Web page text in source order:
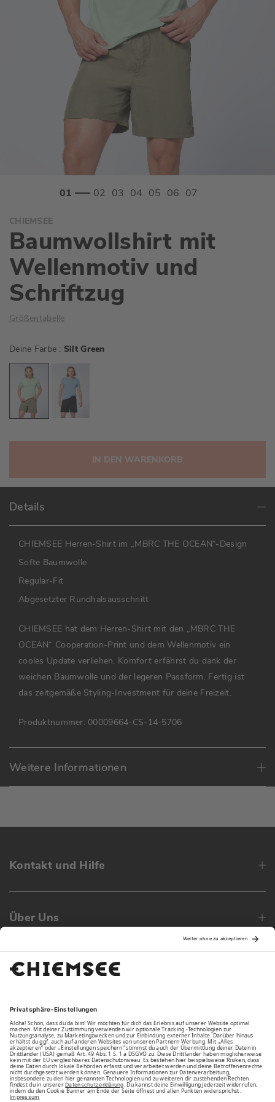
Anfang
der
Bildgalerie
springen
CHIEMSEE
Baumwollshirt mit
Wellenmotiv und
Schriftzug
Größentabelle
Deine Farbe Silt Green
IN DEN WARENKORB
Details
CHIEMSEE Herren-Shirt im „MBRC THE OCEAN“-Design
Softe Baumwolle
Regular-Fit
Abgesetzter Rundhalsausschnitt
CHIEMSEE hat dem Herren-Shirt mit den „MBRC THE
OCEAN“ Cooperation-Print und dem Wellenmotiv ein
cooles Update verliehen. Komfort erfährst du dank der
weichen Baumwolle und der legeren Passform. Fertig ist
das zeitgemäße Styling-Investment für deine Freizeit.
Produktnummer: 00009664-CS-14-5706
Weitere Informationen
Kontakt und Hilfe
Über Uns
Family
Unsere Vorteile
Unsere Partner